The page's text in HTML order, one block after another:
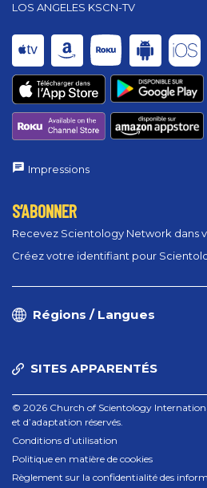
LOS ANGELES KSCN-TV
Impressions
S’ABONNER
Recevez Scientology Network dans
Créez votre identifiant pour
Régions / Langues
SITES APPARENTÉS
© 2026 Church of Scientology
et d’adaptation réservés.
Conditions d’utilisation
Politique en matière de cookies
Règlement sur la confidentialité des